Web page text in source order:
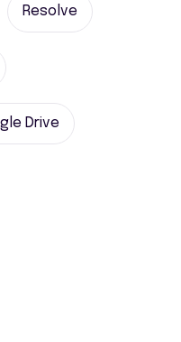
Resolve
Drive